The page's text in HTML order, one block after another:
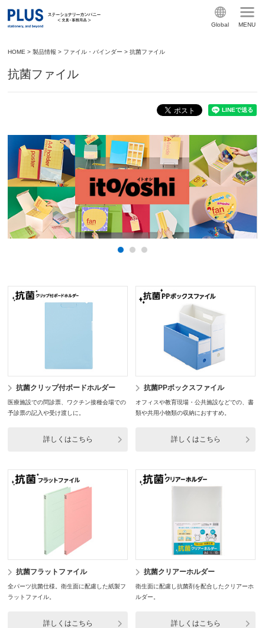
Global MENU
HOME >製品情報 > ファイル・バインダー >抗菌ファイル
抗菌ファイル
抗菌クリップ付ボードホルダー
医療施設での問診票、ワクチン接種会場での
予診票の記入や受け渡しに。
詳しくはこちら
抗菌PPボックスファイル
オフィスや教育現場・公共施設などでの、書
類や共用小物類の収納におすすめ。
詳しくはこちら
抗菌フラットファイル
全パーツ抗菌仕様。衛生面に配慮した紙製フ
ラットファイル。
詳しくはこちら
抗菌クリアーホルダー
衛生面に配慮し抗菌剤を配合したクリアーホ
ルダー。
詳しくはこちら